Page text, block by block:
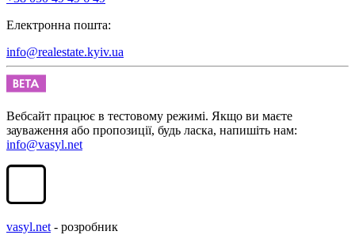
Електронна пошта:
info@realestate.kyiv.ua
Вебсайт працює в тестовому режимі. Якщо ви маєте
зауваження або пропозиції, будь ласка, напишіть нам:
info@vasyl.net
vasyl.net - розробник